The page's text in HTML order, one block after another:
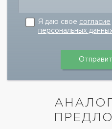
Я даю свое согласие
персональных